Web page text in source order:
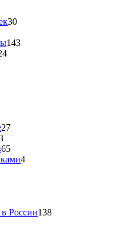
30
143
27
65
4
России138